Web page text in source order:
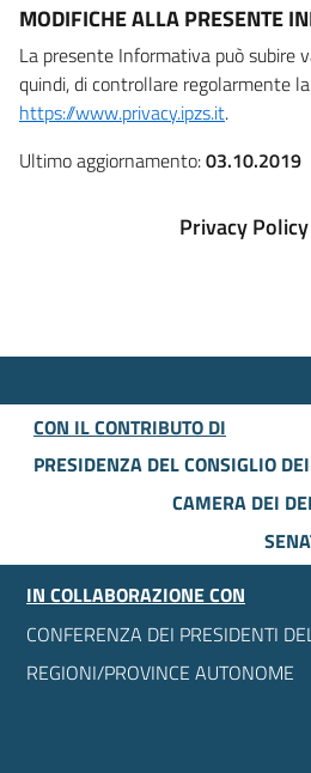
MODIFICHE ALLA PRESENTE
La presente Informativa può subire
quindi, di controllare regolarmente
https://www.privacy.ipzs.it.
Ultimo aggiornamento:03.10.2019
Privacy
CON IL CONTRIBUTO DI
PRESIDENZA DEL CONSIGLIO
CAMERA DEI
IN COLLABORAZIONE CON
CONFERENZA DEI PRESIDENTI
REGIONI/PROVINCE AUTONOME